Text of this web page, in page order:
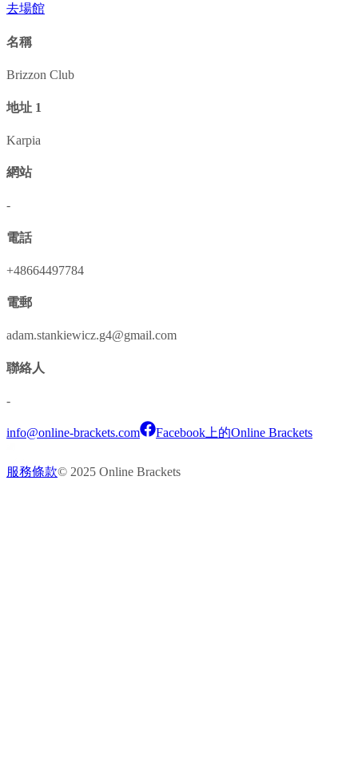
去場館
名稱
Brizzon Club
地址 1
Karpia
網站
-
電話
+48664497784
電郵
adam.stankiewicz.g4@gmail.com
聯絡人
-
info@online-brackets.com Facebook上的Online Brackets
服務條款© 2025 Online Brackets